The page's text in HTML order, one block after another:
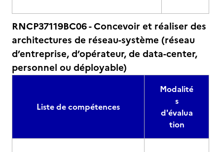
RNCP37119BC06 - Concevoir et réaliser des
architectures de réseau-système (réseau
d’entreprise, d’opérateur, de data-center,
personnel ou déployable)
Liste de compétences
Modalité
s
d'évalua
tion